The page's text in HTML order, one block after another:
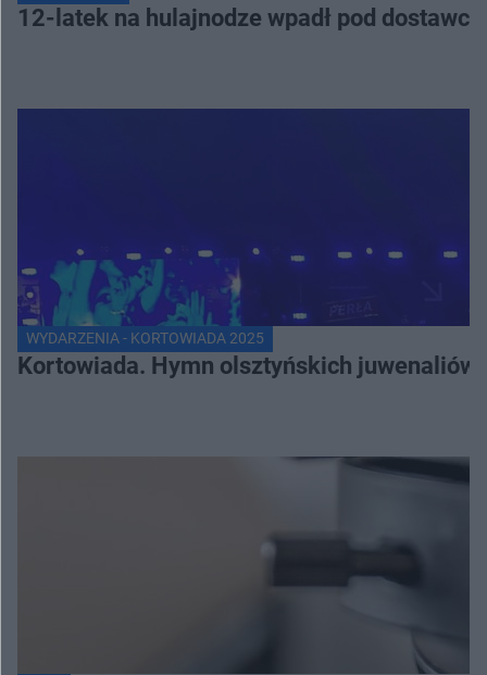
12-latek na hulajnodze wpadł pod
WYDARZENIA - KORTOWIADA 2025
Kortowiada. Hymn olsztyńskich